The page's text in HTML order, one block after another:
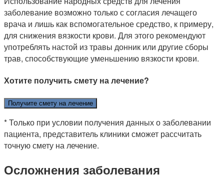
заболевание возможно только с согласия лечащего
врача и лишь как вспомогательное средство, к примеру,
для снижения вязкости крови. Для этого рекомендуют
употреблять настой из травы донник или другие сборы
трав, способствующие уменьшению вязкости крови.
Хотите получить смету на лечение?
Получите смету на лечение
* Только при условии получения данных о заболевании
пациента, представитель клиники сможет рассчитать
точную смету на лечение.
Осложнения заболевания